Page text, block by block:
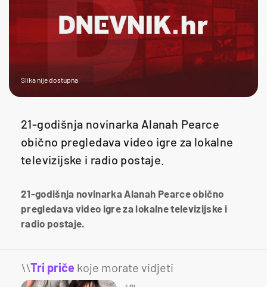
Slika nije dostupna
21-godišnja novinarka Alanah Pearce
obično pregledava video igre za lokalne
televizijske i radio postaje.
21-godišnja novinarka Alanah Pearce obično
pregledava video igre za lokalne televizijske i
radio postaje.
\\Tri priče koje morate vidjeti